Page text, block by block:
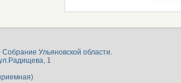
Ульяновской области.
1